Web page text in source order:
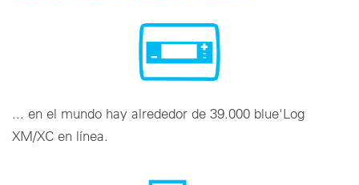
... en el mundo hay alrededor de 39.000 blue'Log
XM/XC en línea.